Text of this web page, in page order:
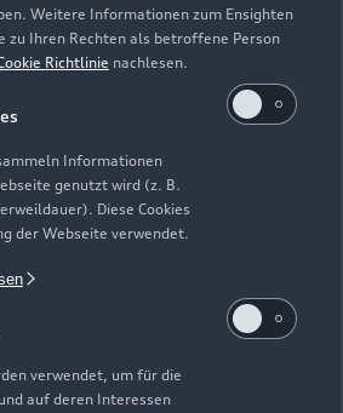
Weitere Informationen zum Ensighten
zu Ihren Rechten als betroffene Person
Richtlinie nachlesen.
Informationen
genutzt wird (z. B.
Diese Cookies
der Webseite verwendet.
verwendet, um für die
auf deren Interessen
ausge wählte Sonderabnehmer.
sind ehemalige Audi Mietfahrzeuge
(WDW) der AUDI AG mit
max. 24 Monaten nach
hiervon sind händlereigene
Audi, die in der Erstverwendung über
wie bspw. EURO-Leasing
junge-gebrauchtwagen.
bereits enthalten in Audi
Audi Mietfahrzeugen gemäß
AG, Ingolstadt.